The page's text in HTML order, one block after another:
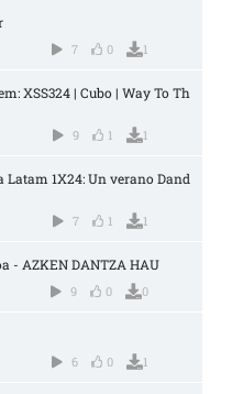
7 0 1
XSS324 | Cubo | Way To Th
9 1 1
1X24: Un verano Dand
7 1 1
- AZKEN DANTZA HAU
9 0 0
6 0 1